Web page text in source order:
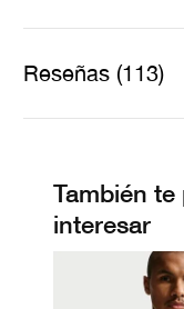
Reseñas (113)
También te
interesar